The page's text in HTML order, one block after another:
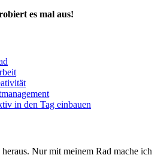
es mal aus!
in den Tag einbauen
Nur mit meinem Rad mache ich